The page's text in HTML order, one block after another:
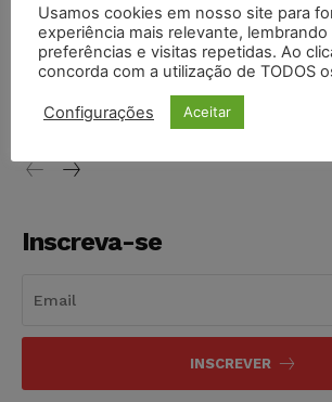
NOTÍCIAS 05/08/2026
Conselho Nacional de Justiça determina
juíza Gabriela Hardt por dois anos
NOTÍCIAS 05/08/2026
Inscreva-se
INSCREVER
Usamos cookies em nosso site para
experiência mais relevante, lembrando
preferências e visitas repetidas. Ao
concorda com a utilização de TODOS
Configurações Aceitar